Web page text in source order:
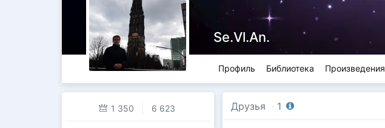
Se.Vl.An.
Профиль Библиотека Произведения
1 350 6 623 Друзья · 1